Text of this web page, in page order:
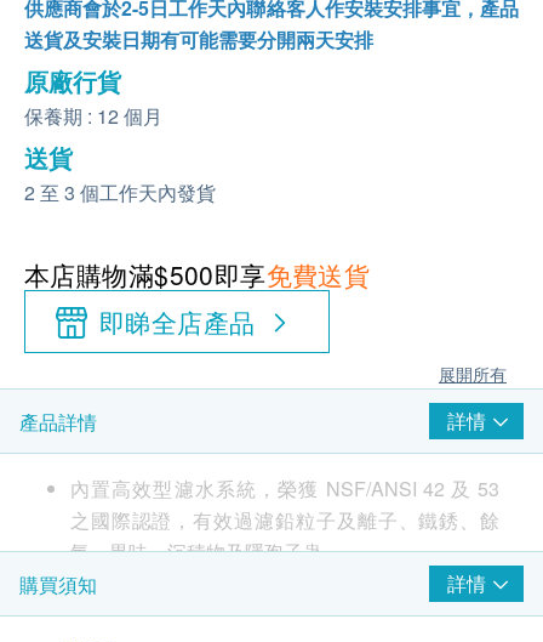
供應商會於2-5日工作天內聯絡客人作安裝安排事宜，產品
送貨及安裝日期有可能需要分開兩天安排
原廠行貨
保養期 : 12 個月
送貨
2 至 3 個工作天內發貨
本店購物滿$500即享免費送貨
即睇全店產品
展開所有
產品詳情 詳情
內置高效型濾水系統，榮獲 NSF/ANSI 42 及 53
之國際認證，有效過濾鉛粒子及離子、鐵銹、餘
氯、異味、沉積物及隱孢子蟲。
雙重殺菌：自來水先經高效型濾水系統的活性碳磚
濾芯過濾，再由內置紫外線燈管殺菌，可消滅水中
購買須知 詳情